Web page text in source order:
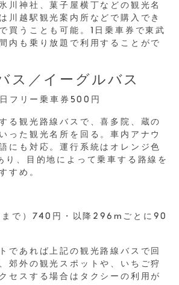
川神社、菓子屋横丁などの観光名
川越駅観光案内所などで購入でき
買うことも可能。1日乗車券で東武
内も乗り放題で利用することがで
ス／イーグルバス
フリー乗車券500円
る観光路線バスで、喜多院、蔵の
った観光名所を回る。車内アナウ
にも対応。運行系統はオレンジ色
り、目的地によって乗車する路線を
すめ。
で）740円・以降296mごとに90
であれば上記の観光路線バスで回
郊外の観光スポットや、いちご狩
セスする場合はタクシーの利用が